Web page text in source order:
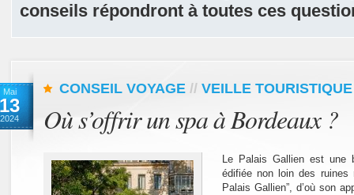
conseils répondront à toutes ces
Mai
13
2024
CONSEIL VOYAGE // VEILLE TOURISTIQUE
Où s’offrir un spa à Bordeaux ?
Le Palais Gallien est une
édifiée non loin des ruines
Palais Gallien”, d’où son